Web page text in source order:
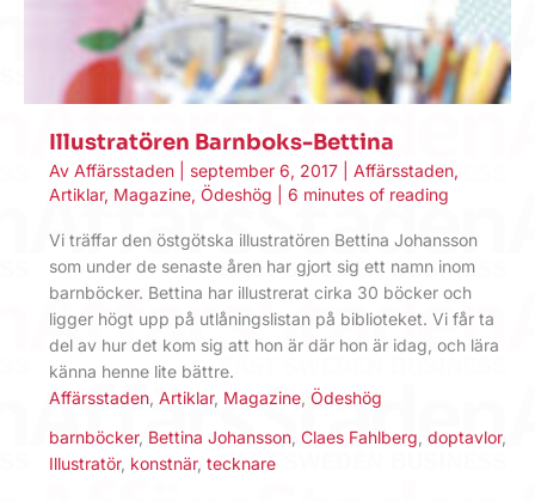
Illustratören Barnboks-Bettina
Av Affärsstaden september 6, 2017 Affärsstaden,
Artiklar, Magazine, Ödeshög 6 minutes of reading
Vi träffar den östgötska illustratören Bettina Johansson
som under de senaste åren har gjort sig ett namn inom
barnböcker. Bettina har illustrerat cirka 30 böcker och
ligger högt upp på utlåningslistan på biblioteket. Vi får ta
del av hur det kom sig att hon är där hon är idag, och lära
känna henne lite bättre.
Affärsstaden Artiklar, Magazine Ödeshög
barnböcker, Bettina Johansson Claes Fahlberg doptavlor,
Illustratör, konstnär, tecknare